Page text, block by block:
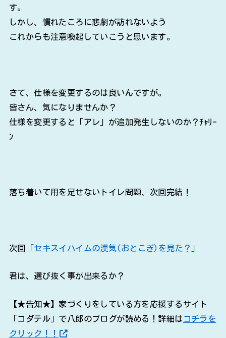
す。
しかし、慣れたころに悲劇が訪れないよう
これからも注意喚起していこうと思います。
さて、仕様を変更するのは良いんですが。
皆さん、気になりませんか？
仕様を変更すると「アレ」が追加発生しないのか？ﾁｬﾘｰ
ﾝ
落ち着いて用を足せないトイレ問題、次回完結！
次回 「セキスイハイムの漢気(おとこぎ)を見た？」
君は、選び抜く事が出来るか？
【★告知★】家づくりをしている方を応援するサイト
「コダテル」で八郎のブログが読める！詳細は コチラを
クリック！！